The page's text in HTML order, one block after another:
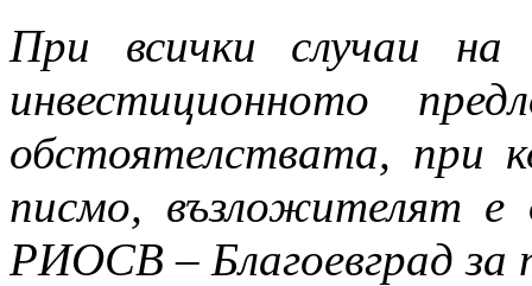
При всички случаи
инвестиционното
обстоятелствата, при
писмо, възложителят е
РИОСВ – Благоевград за